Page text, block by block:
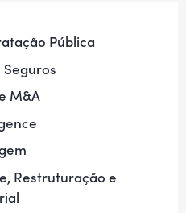
Pública
M&A
Restruturação e